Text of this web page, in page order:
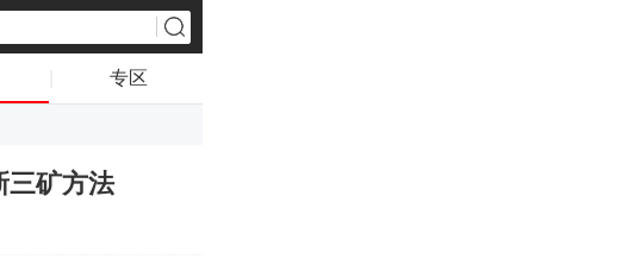
专区
三矿方法